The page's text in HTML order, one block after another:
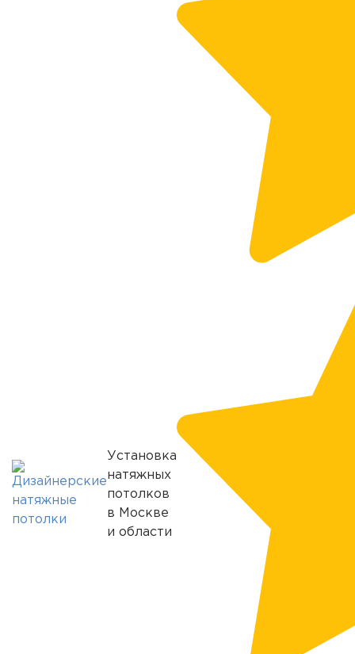
Установка
натяжных
потолков
в Москве
и области